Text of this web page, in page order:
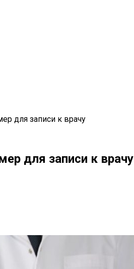
для записи к врачу
для записи к врачу